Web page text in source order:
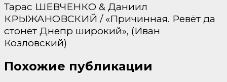
Тарас ШЕВЧЕНКО & Даниил
КРЫЖАНОВСКИЙ / «Причинная. Ревёт да
стонет Днепр широкий», (Иван
Козловский)
Похожие публикации